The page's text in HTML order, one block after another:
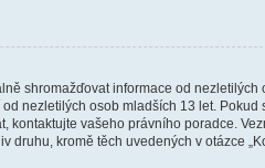
shromažďovat informace od nezletilých
nezletilých osob mladších 13 let. Pokud
kontaktujte vašeho právního poradce.
druhu, kromě těch uvedených v otázce